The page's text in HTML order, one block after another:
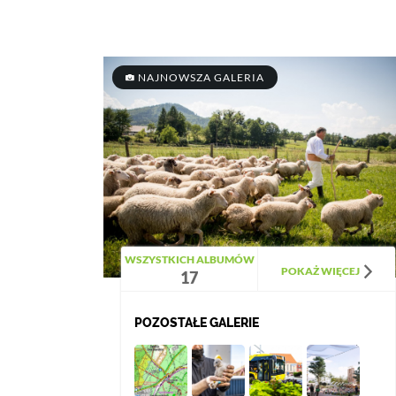
NAJNOWSZA GALERIA
WSZYSTKICH ALBUMÓW
17 POKAŻ WIĘCEJ
POZOSTAŁE GALERIE